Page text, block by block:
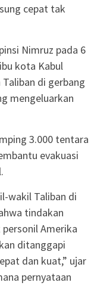
cepat tak
Nimruz pada 6
kota Kabul
di gerbang
mengeluarkan
3.000 tentara
evakuasi
wakil Taliban di
tindakan
Amerika
ditanggapi
dan kuat,” ujar
pernyataan